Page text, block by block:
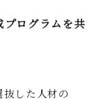
プログラムを共
した人材の